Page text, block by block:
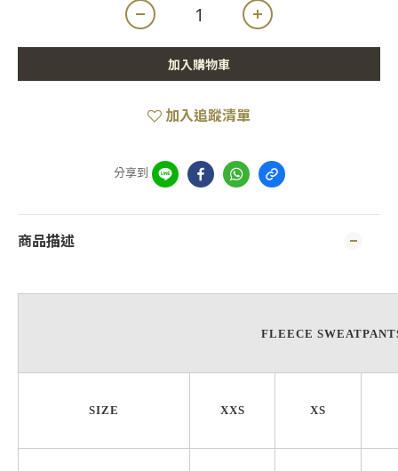
加入購物車
加入追蹤清單
分享到
商品描述
FLEECE
SIZE XXS XS